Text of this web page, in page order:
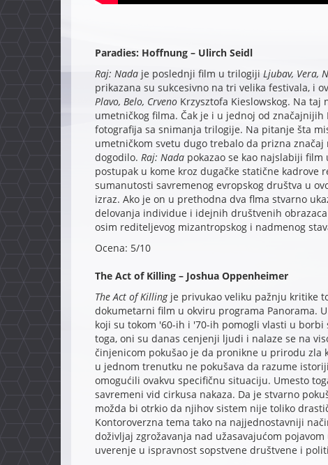
Paradies: Hoffnung – Ulirch Seidl
Raj: Nadaje poslednji film u trilogiji Ljubav, Vera,
prikazana su sukcesivno na tri velika festivala, i
Plavo, Belo, CrvenoKrzysztofa Kieslowskog. Na taj
umetničkog filma. Čak je i u jednoj od
fotografija sa snimanja trilogije. Na pitanje šta
umetničkom svetu dugo trebalo da prizna
dogodilo. Raj: Nadapokazao se kao najslabiji
postupak u kome kroz dugačke statične kadrove
sumanutosti savremenog evropskog društva u
izraz. Ako je on u prethodna dva flma stvarno
delovanja individue i idejnih društvenih
osim rediteljevog mizantropskog i nadmenog
Ocena: 5/10
The Act of Killing – Joshua Oppenheimer
The Act of Killingje privukao veliku pažnju kritike
dokumetarni film u okviru programa Panorama.
koji su tokom '60-ih i '70-ih pomogli vlasti u
toga, oni su danas cenjenji ljudi i nalaze se na
činjenicom pokušao je da pronikne u prirodu
u jednom trenutku ne pokušava da razume
omogućili ovakvu specifičnu situaciju. Umesto
savremeni vid cirkusa nakaza. Da je stvarno
možda bi otrkio da njihov sistem nije toliko
Kontoroverzna tema tako na najjednostavniji
doživljaj zgrožavanja nad užasavajućom
uverenje u ispravnost sopstvene društvene i